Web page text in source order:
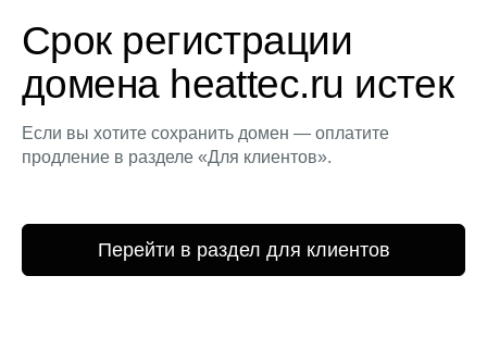
Срок регистрации
домена heattec.ru истек
Если вы хотите сохранить домен — оплатите
продление в разделе «Для клиентов».
Перейти в раздел для клиентов